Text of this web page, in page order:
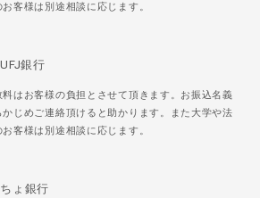
客様は別途相談に応じます。
銀行
はお客様の負担とさせて頂きます。お振込名義
じめご連絡頂けると助かります。また大学や法
客様は別途相談に応じます。
ょ銀行